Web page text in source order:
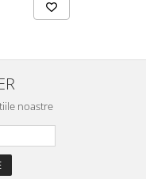
noastre